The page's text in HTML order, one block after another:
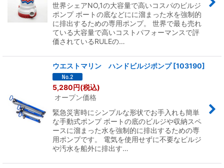
世界シェアNO,1の大容量で高いコスパのビルジ
ポンプ ボートの底などにに溜まった水を強制的
に排出するための専用ポンプ。 世界で最も売れ
ている大容量で高いコストパフォーマンスで評
価されているRULEの…
ウエストマリン ハンドビルジポンプ [103190]
5,280円(税込)
オープン価格
緊急災害時にシンプルな形状でお手入れも簡単
な手動式ポンプ ボートの底のビルジや収納スペ
ースに溜まった水を強制的に排出するための専
用ポンプです。 電気を使用せずに不要なビルジ
や汚水を船外に排出す…